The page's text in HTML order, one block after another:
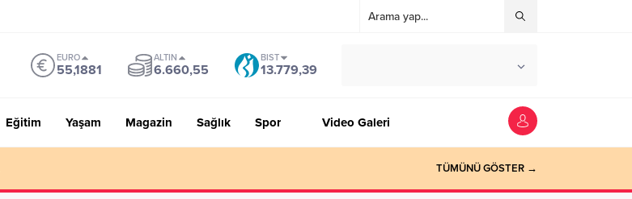
EURO
55,1881
ALTIN
6.660,55
BIST
13.779,39
Eğitim Yaşam Magazin Sağlık Spor Video Galeri
TÜMÜNÜ GÖSTER →